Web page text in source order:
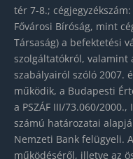
tér 7-8.;
Fővárosi Bíróság, mint
Társaság) a befektetési
szolgáltatókról, valamint
szabályairól szóló 2007.
működik, a Budapesti
a PSZÁF III/73.060/
számú határozatai
Nemzeti Bank felügyeli.
működéséről, illetve az